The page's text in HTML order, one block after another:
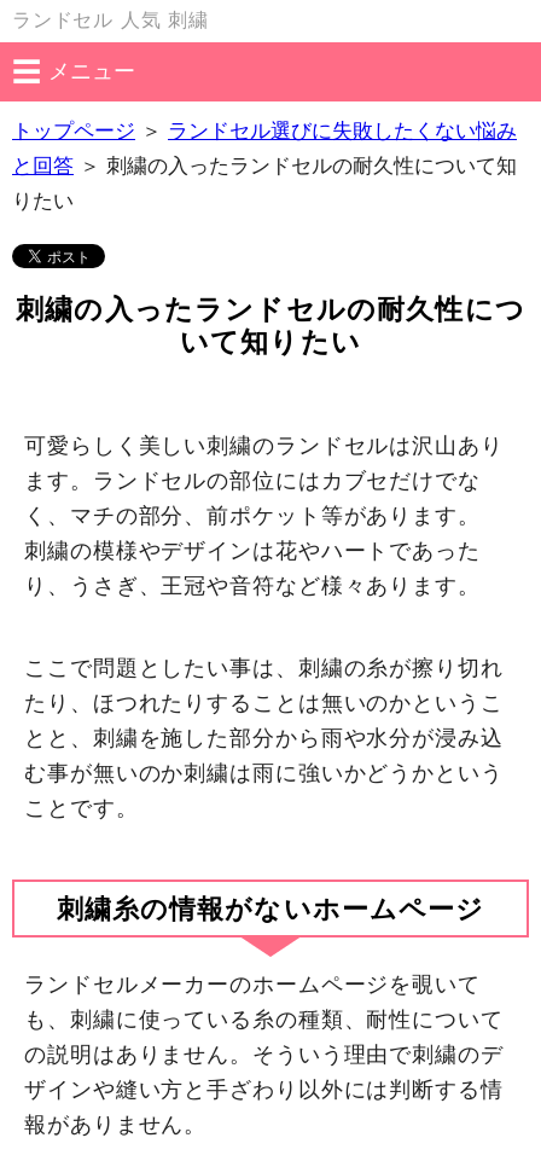
ランドセル 人気 刺繍
メニュー
トップページ ＞ ランドセル選びに失敗したくない悩み
と回答 ＞ 刺繍の入ったランドセルの耐久性について知
りたい
刺繍の入ったランドセルの耐久性につ
いて知りたい
可愛らしく美しい刺繍のランドセルは沢山あり
ます。ランドセルの部位にはカブセだけでな
く、マチの部分、前ポケット等があります。
刺繍の模様やデザインは花やハートであった
り、うさぎ、王冠や音符など様々あります。
ここで問題としたい事は、刺繍の糸が擦り切れ
たり、ほつれたりすることは無いのかというこ
とと、刺繍を施した部分から雨や水分が浸み込
む事が無いのか刺繍は雨に強いかどうかという
ことです。
刺繍糸の情報がないホームページ
ランドセルメーカーのホームページを覗いて
も、刺繍に使っている糸の種類、耐性について
の説明はありません。そういう理由で刺繍のデ
ザインや縫い方と手ざわり以外には判断する情
報がありません。